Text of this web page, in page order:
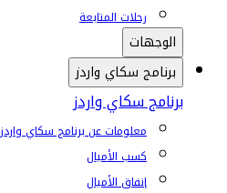
رحلات المتابعة
الوجهات
برنامج سكاي واردز
برنامج سكاي واردز
معلومات عن برنامج سكاي واردز
كسب الأميال
إنفاق الأميال